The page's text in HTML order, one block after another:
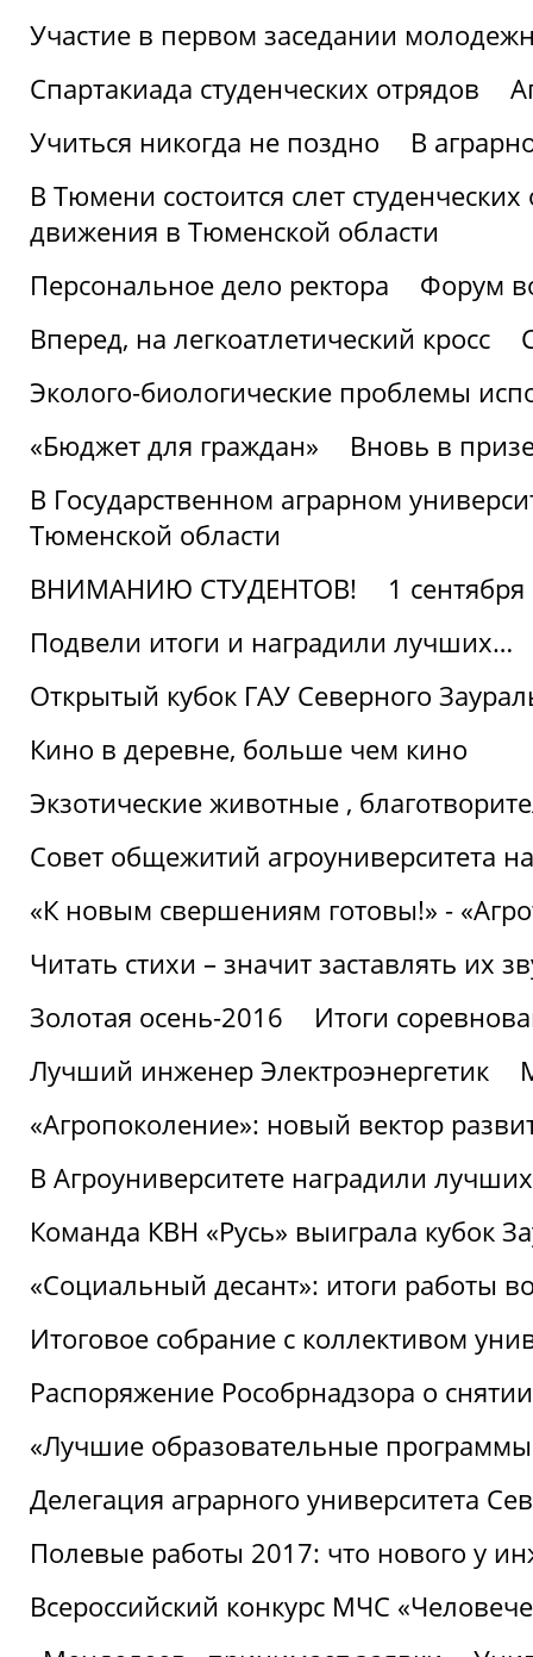
Участие в первом заседании
Спартакиада студенческих отрядов
Учиться никогда не поздно
В
В Тюмени состоится слет
движения в Тюменской области
Персональное дело ректора
Форум
Вперед, на легкоатлетический кросс
Эколого-биологические проблемы
«Бюджет для граждан»
Вновь в
В Государственном аграрном
Тюменской области
ВНИМАНИЮ СТУДЕНТОВ!
1 сентября
Подвели итоги и наградили лучших…
Открытый кубок ГАУ Северного
Кино в деревне, больше чем кино
Экзотические животные ,
Совет общежитий агроуниверситета
«К новым свершениям готовы!» -
Читать стихи – значит заставлять их
Золотая осень-2016
Итоги
Лучший инженер Электроэнергетик
«Агропоколение»: новый вектор
В Агроуниверситете наградили
Команда КВН «Русь» выиграла кубок
«Социальный десант»: итоги работы
Итоговое собрание с коллективом
Распоряжение Рособрнадзора о
«Лучшие образовательные
Делегация аграрного университета
Полевые работы 2017: что нового у
Всероссийский конкурс МЧС